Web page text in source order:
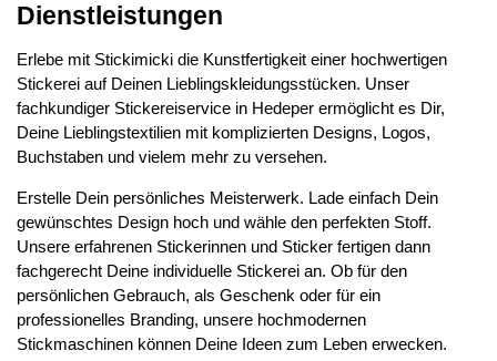
Dienstleistungen
Erlebe mit Stickimicki die Kunstfertigkeit einer hochwertigen
Stickerei auf Deinen Lieblingskleidungsstücken. Unser
fachkundiger Stickereiservice in Hedeper ermöglicht es Dir,
Deine Lieblingstextilien mit komplizierten Designs, Logos,
Buchstaben und vielem mehr zu versehen.
Erstelle Dein persönliches Meisterwerk. Lade einfach Dein
gewünschtes Design hoch und wähle den perfekten Stoff.
Unsere erfahrenen Stickerinnen und Sticker fertigen dann
fachgerecht Deine individuelle Stickerei an. Ob für den
persönlichen Gebrauch, als Geschenk oder für ein
professionelles Branding, unsere hochmodernen
Stickmaschinen können Deine Ideen zum Leben erwecken.